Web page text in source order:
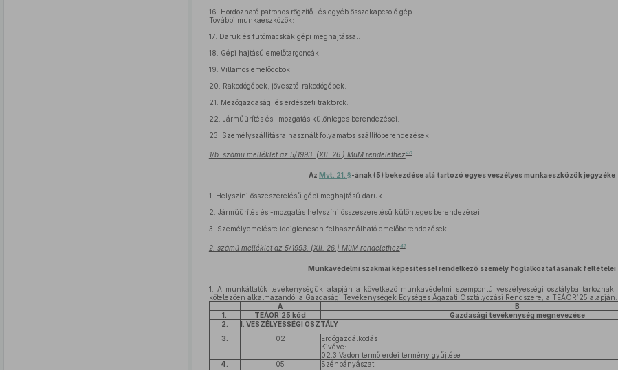
16.
Hordozható patronos rögzítő- és egyéb összekapcsoló gép.
További munkaeszközök:
17. Daruk és futómacskák gépi meghajtással.
18.
Gépi hajtású emelőtargoncák.
19. Villamos emelődobok.
20.
Rakodógépek, jövesztő-rakodógépek.
21.
Mezőgazdasági és erdészeti traktorok.
22. Járműürítés és -mozgatás különleges berendezései.
23.
Személyszállításra használt folyamatos szállítóberendezések.
1/b. számú melléklet az 5/1993. (XII. 26.) MüM rendelethez40
Az Mvt. 21. §-ának (5) bekezdése alá tartozó egyes veszélyes munkaeszközök jegyzéke
1.
Helyszíni összeszerelésű gépi meghajtású daruk
2. Járműürítés és -mozgatás helyszíni összeszerelésű különleges berendezései
3.
Személyemelésre ideiglenesen felhasználható emelőberendezések
2. számú melléklet az 5/1993. (XII. 26.) MüM rendelethez41
Munkavédelmi szakmai képesítéssel rendelkező személy foglalkoztatásának feltételei
1.
A munkáltatók tevékenységük alapján a következő munkavédelmi szempontú veszélyességi osztályba tartoznak
kötelezően alkalmazandó, a Gazdasági Tevékenységek Egységes Ágazati Osztályozási Rendszere, a TEÁOR’25 alapján.
A
B
1.
TEÁOR’25 kód
Gazdasági tevékenység megnevezése
2.
I. VESZÉLYESSÉGI OSZTÁLY
3.
02
Erdőgazdálkodás
Kivéve:
02.3 Vadon termő erdei termény gyűjtése
4.
05 Szénbányászat